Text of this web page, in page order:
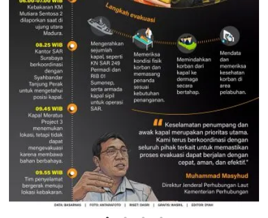
Evakuasi korban kebakaran KM
Mutiara Sentosa 2
3 Agustus 2026